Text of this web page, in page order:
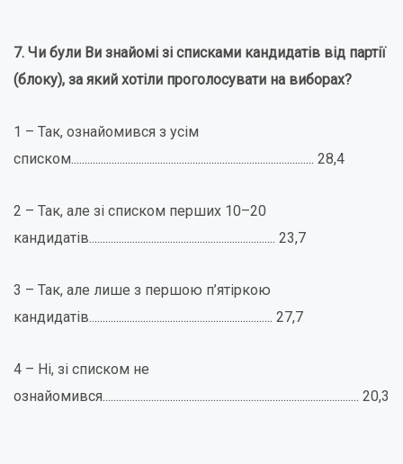
7. Чи були Ви знайомі зі списками кандидатів від партії
(блоку), за який хотіли проголосувати на виборах?
1 – Так, ознайомився з усім
списком.......................................................................................... 28,4
2 – Так, але зі списком перших 10–20
кандидатів..................................................................... 23,7
3 – Так, але лише з першою п’ятіркою
кандидатів.................................................................... 27,7
4 – Ні, зі списком не
ознайомився............................................................................................... 20,3